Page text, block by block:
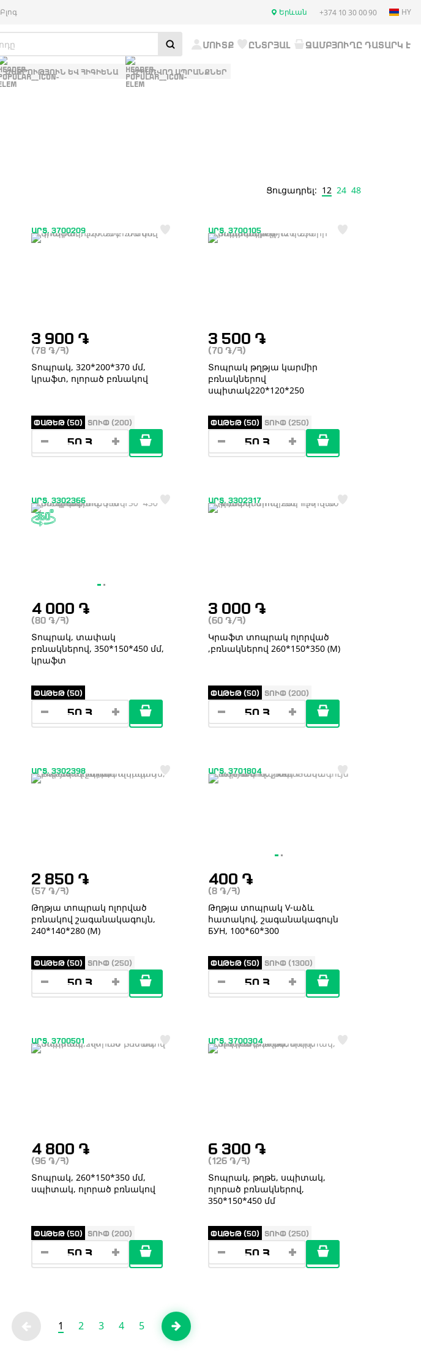
Բլոգ Երևան +374 10 30 00 90 HY
ՄՈՒՏՔ ԸՆՏՐՅԱԼ ԶԱՄԲՅՈՒՂԸ ԴԱՏԱՐԿ Է
ՄԱՔՐՈՒԹՅՈՒՆ ԵՎ ՀԻԳԻԵՆԱ ՍՊԱՌՎՈՂ ԱՊՐԱՆՔՆԵՐ
Ցուցադրել: 12 24 48
ԱՐՏ. 3700209
3 900 ֏
(78 ֏/Հ)
Տոպրակ, 320*200*370 մմ,
կրաֆտ, ոլորած բռնակով
ՓԱԹԵԹ (50) ՏՈՒՓ (200)
ԱՐՏ. 3700105
3 500 ֏
(70֏ /Հ)
Տոպրակ թղթյա կարմիր
բռնակներով
սպիտակ220*120*250
ՓԱԹԵԹ (50) ՏՈՒՓ (250)
ԱՐՏ. 3302366
4 000 ֏
(80 ֏/Հ)
Տոպրակ, տափակ
բռնակներով, 350*150*450 մմ,
կրաֆտ
ՓԱԹԵԹ (50)
ԱՐՏ. 3302317
3 000 ֏
(60֏ /Հ)
Կրաֆտ տոպրակ ոլորված
,բռնակներով 260*150*350 (M)
ՓԱԹԵԹ (50) ՏՈՒՓ (200)
ԱՐՏ. 3302398
2 850 ֏
(57 ֏/Հ)
Թղթյա տոպրակ ոլորված
բռնակով շագանակագույն,
240*140*280 (М)
ՓԱԹԵԹ (50) ՏՈՒՓ (250)
ԱՐՏ. 3701804
400 ֏
(8֏ /Հ)
Թղթյա տոպրակ V-աձև
հատակով, շագանակագույն
БУН, 100*60*300
ՓԱԹԵԹ (50) ՏՈՒՓ (1300)
ԱՐՏ. 3700501
4 800 ֏
(96 ֏/Հ)
Տոպրակ, 260*150*350 մմ,
սպիտակ, ոլորած բռնակով
ՓԱԹԵԹ (50) ՏՈՒՓ (200)
ԱՐՏ. 3700304
6 300 ֏
(126֏ /Հ)
Տոպրակ, թղթե, սպիտակ,
ոլորած բռնակներով,
350*150*450 մմ
ՓԱԹԵԹ (50) ՏՈՒՓ (250)
1 2 3 4 5